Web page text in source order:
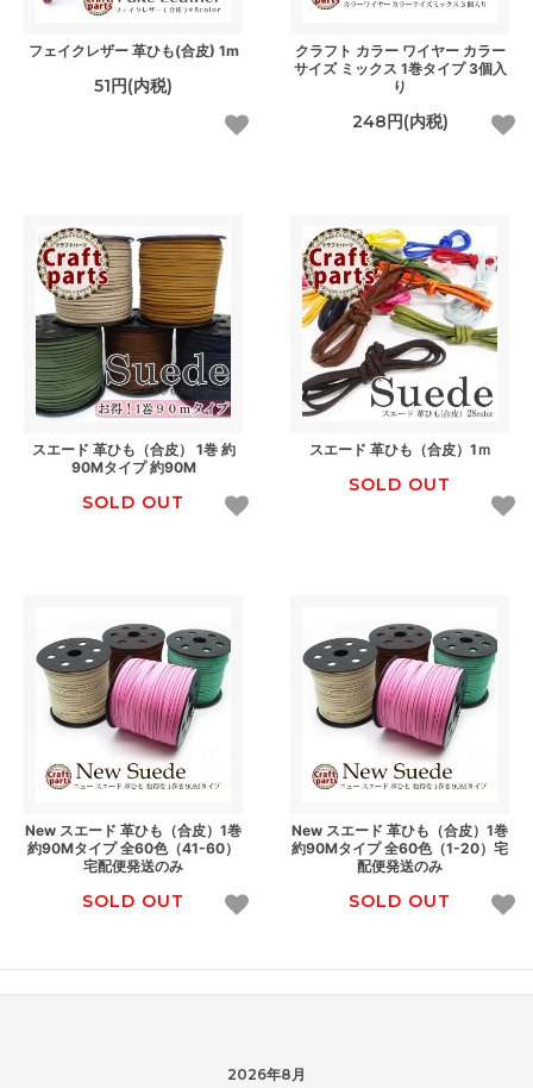
フェイクレザー 革ひも(合皮) 1m
51円(内税)
クラフト カラー ワイヤー カラー
サイズ ミックス 1巻タイプ 3個入
り
248円(内税)
スエード 革ひも（合皮） 1巻 約
90Mタイプ 約90M
SOLD OUT
スエード 革ひも（合皮）1ｍ
SOLD OUT
New スエード 革ひも（合皮）1巻
約90Mタイプ 全60色（41-60）
宅配便発送のみ
SOLD OUT
New スエード 革ひも（合皮）1巻
約90Mタイプ 全60色（1-20）宅
配便発送のみ
SOLD OUT
2026年8月